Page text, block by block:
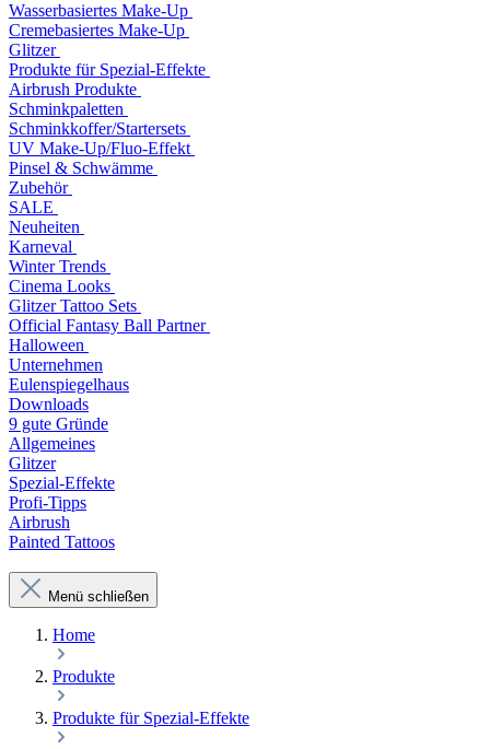
Wasserbasiertes Make-Up
Cremebasiertes Make-Up
Glitzer
Produkte für Spezial-Effekte
Airbrush Produkte
Schminkpaletten
Schminkkoffer/Startersets
UV Make-Up/Fluo-Effekt
Pinsel & Schwämme
Zubehör
SALE
Neuheiten
Karneval
Winter Trends
Cinema Looks
Glitzer Tattoo Sets
Official Fantasy Ball Partner
Halloween
Unternehmen
Eulenspiegelhaus
Downloads
9 gute Gründe
Allgemeines
Glitzer
Spezial-Effekte
Profi-Tipps
Airbrush
Painted Tattoos
Menü schließen
Home
Produkte
Produkte für Spezial-Effekte